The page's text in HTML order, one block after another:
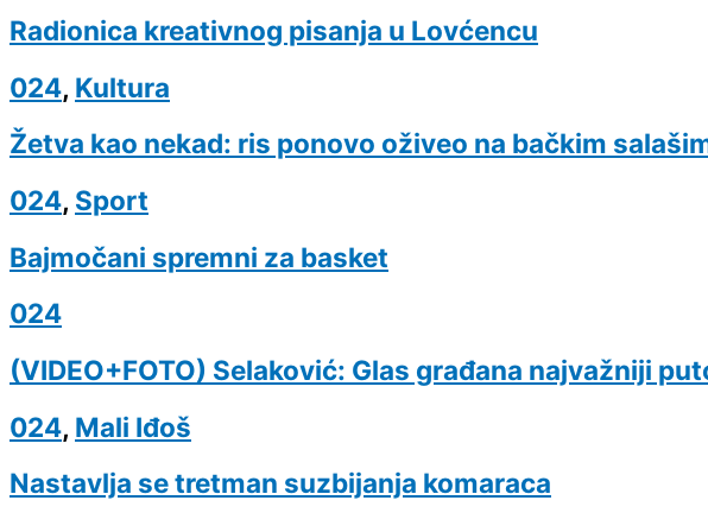
Radionica kreativnog pisanja u Lovćencu
024, Kultura
Žetva kao nekad: ris ponovo oživeo na bačkim
024, Sport
Bajmočani spremni za basket
024
(VIDEO+FOTO) Selaković: Glas građana najvažniji
024, Mali Iđoš
Nastavlja se tretman suzbijanja komaraca